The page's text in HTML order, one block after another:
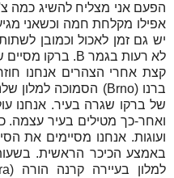
הפעם אני מצליח להשיג כמה
אפילו מקלחת חמה וכשאני
יש גם זמן לאכול וכמובן
לא רעות בגמר B. ברקו
קצת אחרי הצהרים אנחנו
ברנו (Brno) הסמוכה למלון
של ברקו שגרה בעיר. אנחנו
ואחר-כך מטילים בעיר עצמה.
ועוגות. אנחנו מסיימים את
באמצע הכיכר הראשית.
למלון בעיירה קרנה הורה (